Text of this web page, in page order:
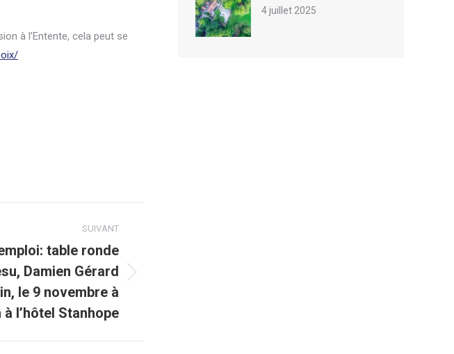
à l’Entente, cela peut se
SUIVANT
table ronde
Damien Gérard
le 9 novembre à
à l’hôtel Stanhope
4 juillet 2025